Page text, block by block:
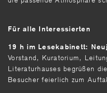
Für alle Interessierten
19 h im Lesekabinett:
Vorstand, Kuratorium,
Literaturhauses begrüßen
Besucher feierlich zum